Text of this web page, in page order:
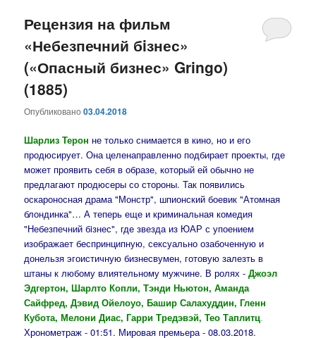
Рецензия на фильм
«Небезпечний бiзнес»
(«Опасный бизнес» Gringo)
(1885)
Опубликовано03.04.2018
Шарлиз Терон не только снимается в кино, но и его
продюсирует. Она целенаправленно подбирает проекты, где
может проявить себя в образе, который ей обычно не
предлагают продюсеры со стороны. Так появились
оскароносная драма "Монстр", шпионский боевик "Атомная
блондинка"… А теперь еще и криминальная комедия
"Небезпечний бiзнес", где звезда из ЮАР с упоением
изображает беспринципную, сексуально озабоченную и
донельзя эгоистичную бизнесвумен, готовую залезть в
штаны к любому влиятельному мужчине. В ролях - Джоэл
Эдгертон, Шарлто Копли, Тэнди Ньютон, Аманда
Сайфред, Дэвид Ойелоуо, Башир Салахуддин, Гленн
Кубота, Мелони Диас, Гарри Тредэвэй, Тео Таплитц.
Хронометраж - 01:51. Мировая премьера - 08.03.2018.